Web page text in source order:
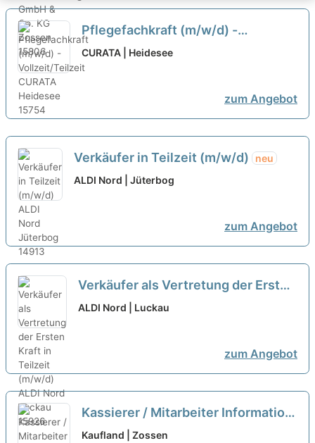
Pflegefachkraft (m/w/d) -
Vollzeit/Teilzeit
CURATA | Heidesee
zum Angebot
Verkäufer in Teilzeit (m/w/d)
neu
ALDI Nord | Jüterbog
zum Angebot
Verkäufer als Vertretung der Ersten
Kraft in Teilzeit (m/w/d)
ALDI Nord | Luckau
zum Angebot
Kassierer / Mitarbeiter Information
in Teilzeit (m/w/d)
Kaufland | Zossen